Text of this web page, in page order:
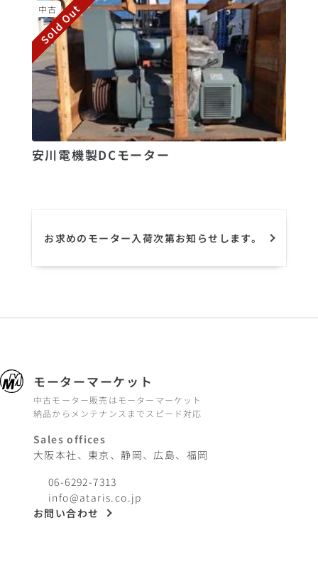
安川電機製DCモーター
中古
Sold Out
お求めのモーター入荷次第お知らせします。
モーターマーケット
中古モーター販売はモーターマーケット
納品からメンテナンスまでスピード対応
Sales offices
大阪本社、東京、静岡、広島、福岡
06-6292-7313
info@ataris.co.jp
お問い合わせ